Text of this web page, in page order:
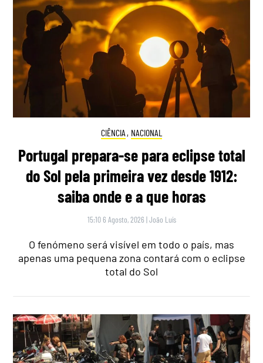
CIÊNCIA , NACIONAL
Portugal prepara-se para eclipse total
do Sol pela primeira vez desde 1912:
saiba onde e a que horas
15:10 6 Agosto, 2026 |João Luís
O fenómeno será visível em todo o país, mas
apenas uma pequena zona contará com o eclipse
total do Sol